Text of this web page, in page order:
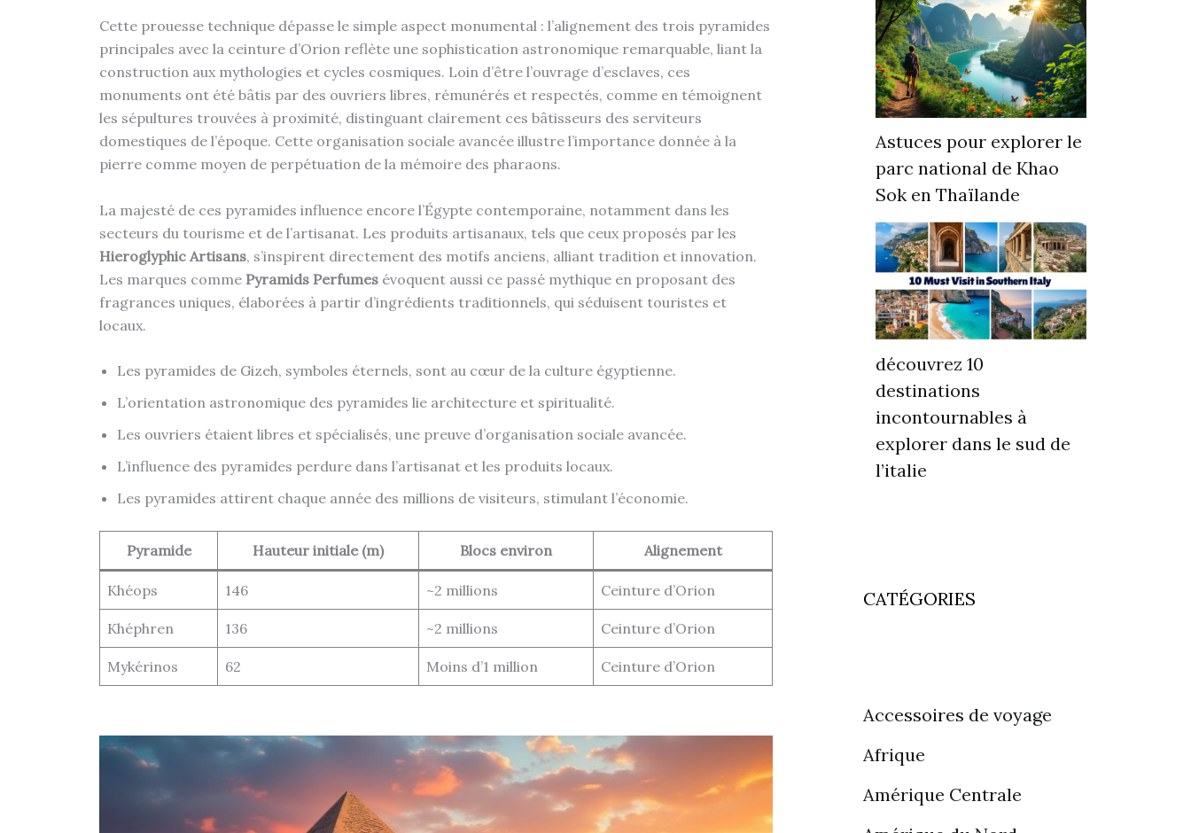
Cette prouesse technique dépasse le simple aspect monumental : l’alignement des trois pyramides
principales avec la ceinture d’Orion reflète une sophistication astronomique remarquable, liant la
construction aux mythologies et cycles cosmiques. Loin d’être l’ouvrage d’esclaves, ces
monuments ont été bâtis par des ouvriers libres, rémunérés et respectés, comme en témoignent
les sépultures trouvées à proximité, distinguant clairement ces bâtisseurs des serviteurs
domestiques de l’époque. Cette organisation sociale avancée illustre l’importance donnée à la
pierre comme moyen de perpétuation de la mémoire des pharaons.
La majesté de ces pyramides influence encore l’Égypte contemporaine, notamment dans les
secteurs du tourisme et de l’artisanat. Les produits artisanaux, tels que ceux proposés par les
Hieroglyphic Artisans, s’inspirent directement des motifs anciens, alliant tradition et innovation.
Les marques comme Pyramids Perfumes évoquent aussi ce passé mythique en proposant des
fragrances uniques, élaborées à partir d’ingrédients traditionnels, qui séduisent touristes et
locaux.
Les pyramides de Gizeh, symboles éternels, sont au cœur de la culture égyptienne.
L’orientation astronomique des pyramides lie architecture et spiritualité.
Les ouvriers étaient libres et spécialisés, une preuve d’organisation sociale avancée.
L’influence des pyramides perdure dans l’artisanat et les produits locaux.
Les pyramides attirent chaque année des millions de visiteurs, stimulant l’économie.
Pyramide Hauteur initiale (m) Blocs environ Alignement
Khéops 146 ~2 millions Ceinture d’Orion
Khéphren 136 ~2 millions Ceinture d’Orion
Mykérinos 62 Moins d’1 million Ceinture d’Orion
Astuces pour explorer le
parc national de Khao
Sok en Thaïlande
découvrez 10
destinations
incontournables à
explorer dans le sud de
l’italie
CATÉGORIES
Accessoires de voyage
Afrique
Amérique Centrale